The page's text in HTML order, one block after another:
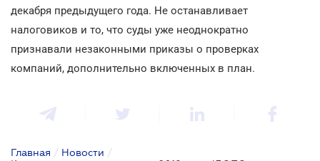
декабря предыдущего года. Не останавливает
налоговиков и то, что суды уже неоднократно
признавали незаконными приказы о проверках
компаний, дополнительно включенных в план.
Главная / Новости /